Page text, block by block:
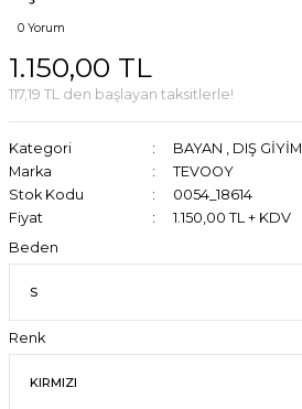
0 Yorum
1.150,00 TL
117,19 TL den başlayan taksitlerle!
Kategori BAYAN , DIŞ GİYİM
Marka
TEVOOY
Stok Kodu
0054_18614
Fiyat
1.150,00 TL + KDV
Beden
Renk